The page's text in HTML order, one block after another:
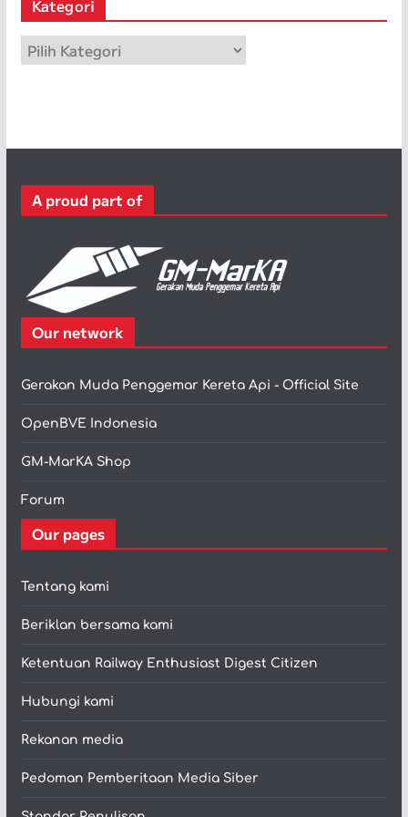
p
Kategori
a
r
A proud part of
Our network
Gerakan Muda Penggemar Kereta Api - Official Site
OpenBVE Indonesia
GM-MarKA Shop
Forum
Our pages
Tentang kami
Beriklan bersama kami
Ketentuan Railway Enthusiast Digest Citizen
Hubungi kami
Rekanan media
Pedoman Pemberitaan Media Siber